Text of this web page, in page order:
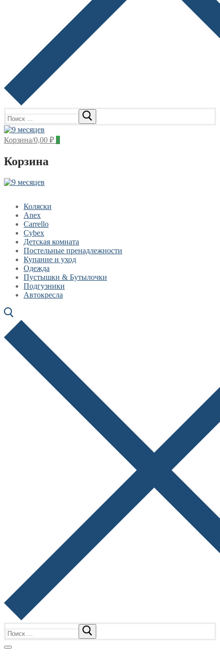
Корзина/0,00 ₽ 0
Корзина
Коляски
Anex
Carrello
Cybex
Детская комната
Постельные пренадлежности
Купание и уход
Одежда
Пустышки & Бутылочки
Подгузники
Автокресла